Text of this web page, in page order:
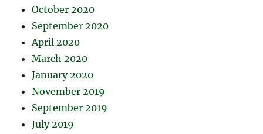
October 2020
September 2020
April 2020
March 2020
January 2020
November 2019
September 2019
July 2019